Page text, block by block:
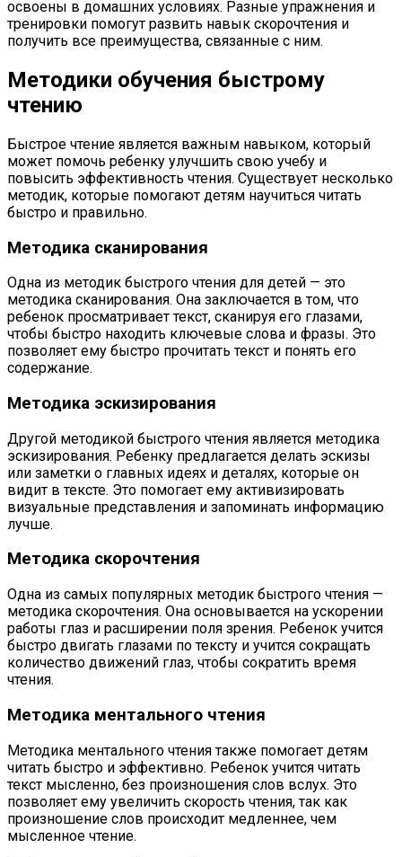
освоены в домашних условиях. Разные упражнения и
тренировки помогут развить навык скорочтения и
получить все преимущества, связанные с ним.
Методики обучения быстрому
чтению
Быстрое чтение является важным навыком, который
может помочь ребенку улучшить свою учебу и
повысить эффективность чтения. Существует несколько
методик, которые помогают детям научиться читать
быстро и правильно.
Методика сканирования
Одна из методик быстрого чтения для детей — это
методика сканирования. Она заключается в том, что
ребенок просматривает текст, сканируя его глазами,
чтобы быстро находить ключевые слова и фразы. Это
позволяет ему быстро прочитать текст и понять его
содержание.
Методика эскизирования
Другой методикой быстрого чтения является методика
эскизирования. Ребенку предлагается делать эскизы
или заметки о главных идеях и деталях, которые он
видит в тексте. Это помогает ему активизировать
визуальные представления и запоминать информацию
лучше.
Методика скорочтения
Одна из самых популярных методик быстрого чтения —
методика скорочтения. Она основывается на ускорении
работы глаз и расширении поля зрения. Ребенок учится
быстро двигать глазами по тексту и учится сокращать
количество движений глаз, чтобы сократить время
чтения.
Методика ментального чтения
Методика ментального чтения также помогает детям
читать быстро и эффективно. Ребенок учится читать
текст мысленно, без произношения слов вслух. Это
позволяет ему увеличить скорость чтения, так как
произношение слов происходит медленнее, чем
мысленное чтение.